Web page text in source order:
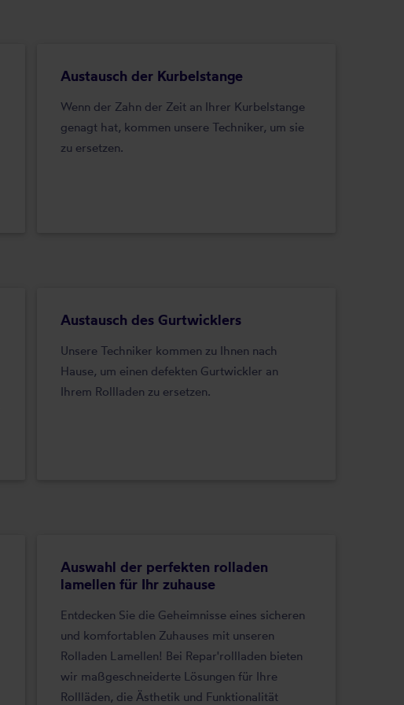
Austausch der Kurbelstange
Wenn der Zahn der Zeit an Ihrer Kurbelstange
genagt hat, kommen unsere Techniker, um sie
zu ersetzen.
Austausch des Gurtwicklers
Unsere Techniker kommen zu Ihnen nach
Hause, um einen defekten Gurtwickler an
Ihrem Rollladen zu ersetzen.
Auswahl der perfekten rolladen
lamellen für Ihr zuhause
Entdecken Sie die Geheimnisse eines sicheren
und komfortablen Zuhauses mit unseren
Rolladen Lamellen! Bei Repar'rollladen bieten
wir maßgeschneiderte Lösungen für Ihre
Rollläden, die Ästhetik und Funktionalität